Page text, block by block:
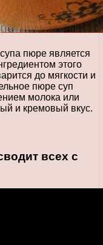
пюре является
этого
до мягкости и
пюре суп
молока или
и кремовый вкус.
всех с